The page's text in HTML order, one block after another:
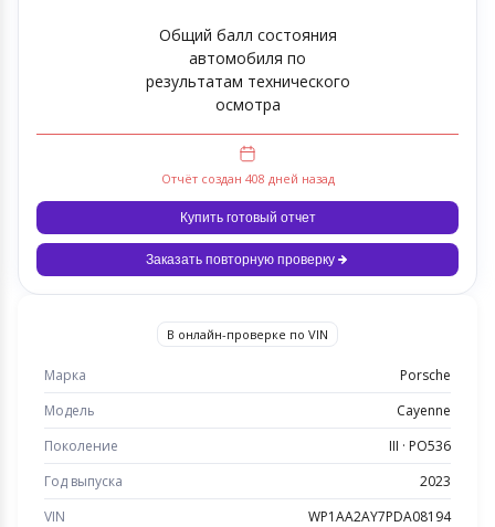
Общий балл состояния
автомобиля по
результатам технического
осмотра
Отчёт создан 408 дней назад
Купить готовый отчет
Заказать повторную проверку
В онлайн-проверке по VIN
Марка
Porsche
Модель
Cayenne
Поколение
III · PO536
Год выпуска
2023
VIN
WP1AA2AY7PDA08194